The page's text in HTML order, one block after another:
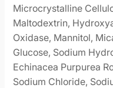
Microcrystalline
Maltodextrin,
Oxidase, Mannitol,
Glucose, Sodium
Echinacea Purpurea
Sodium Chloride,